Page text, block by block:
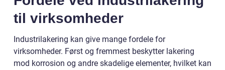
til virksomheder
Industrilakering kan give mange fordele for
virksomheder. Først og fremmest beskytter lakering
mod korrosion og andre skadelige elementer, hvilket kan